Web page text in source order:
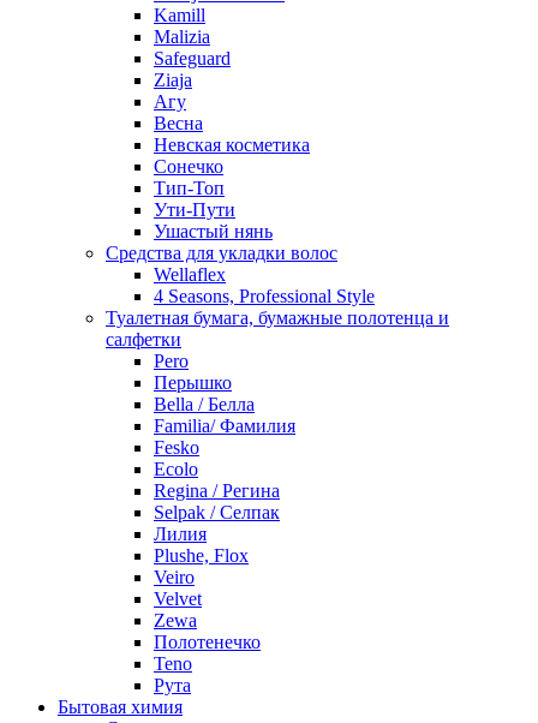
Kamill
Malizia
Safeguard
Ziaja
Агу
Весна
Невская косметика
Сонечко
Тип-Топ
Ути-Пути
Ушастый нянь
Средства для укладки волос
Wellaflex
4 Seasons, Professional Style
Туалетная бумага, бумажные полотенца и
салфетки
Pero
Перышко
Bella / Белла
Familia/ Фамилия
Fesko
Ecolo
Regina / Регина
Selpak / Селпак
Лилия
Plushe, Flox
Veiro
Velvet
Zewa
Полотенечко
Teno
Рута
Бытовая химия